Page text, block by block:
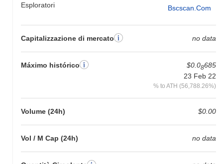
Esploratori Bscscan.com
Capitalizzazione di mercato no data
Máximo histórico $0.08685
23 Feb 22
% to ATH (56,788.26%)
Volume (24h) $0.00
Vol / M Cap (24h) no data